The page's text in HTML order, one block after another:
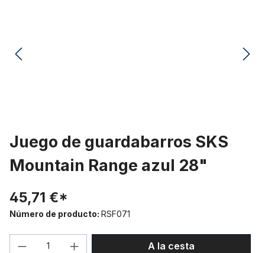
Juego de guardabarros SKS
Mountain Range azul 28"
45,71 €*
Número de producto: RSF071
Cantidad del producto: introduce la
A la cesta